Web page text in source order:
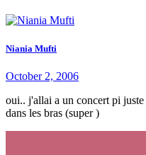
Niania Mufti
October 2, 2006
oui.. j'allai a un concert pi
dans les bras (super )